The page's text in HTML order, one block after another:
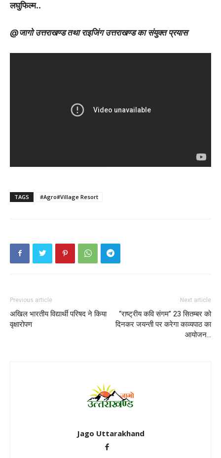
लघुफिल्म..
@जागो उत्तराखण्ड तथा राइजिंग उत्तराखण्ड का संयुक्त प्रयास
TAGS #Agro#Village Resort
Previous article
अखिल भारतीय विद्यार्थी परिषद ने किया
वृक्षारोपण
Next article
“राष्ट्रीय कवि संगम” 23 सितम्बर को
दिनकर जयन्ती पर करेगा काव्यपाठ का
आयोजन…
Jago Uttarakhand